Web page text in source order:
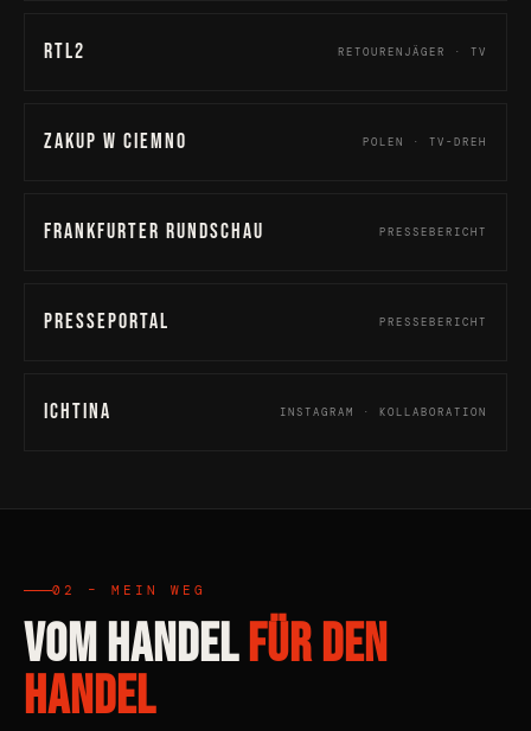
RTL2 RETOURENJÄGER · TV
Zakup w Ciemno POLEN · TV-DREH
Frankfurter Rundschau PRESSEBERICHT
Presseportal PRESSEBERICHT
Ichtina INSTAGRAM · KOLLABORATION
02 – MEIN WEG
VOM HANDELFÜR DEN
HANDEL